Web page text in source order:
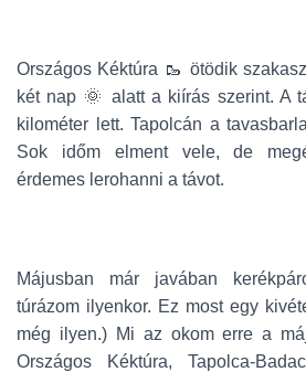
Országos Kéktúra 🥾 ötödik
két nap 🌞 alatt a kiírás szerint. A
kilométer lett. Tapolcán a
Sok időm elment vele, de
érdemes lerohanni a távot.
Májusban már javában
túrázom ilyenkor. Ez most egy
még ilyen.) Mi az okom erre a
Országos Kéktúra, Tapolca-